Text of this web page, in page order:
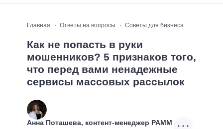
Главная Ответы на вопросы Советы для бизнеса
Как не попасть в руки
мошенников? 5 признаков того,
что перед вами ненадежные
сервисы массовых рассылок
Анна Поташева, контент-менеджер РАММ